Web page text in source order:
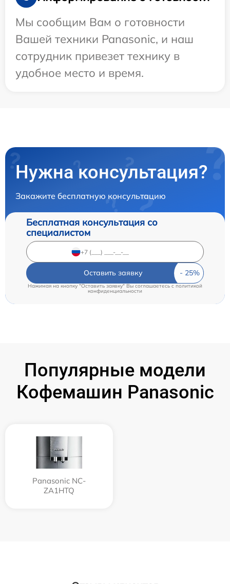
Мы сообщим Вам о готовности
Вашей техники Panasonic, и наш
сотрудник привезет технику в
удобное место и время.
Нужна консультация?
Закажите бесплатную консультацию
Бесплатная консультация со
специалистом
Оставить заявку
Нажимая на кнопку "Оставить заявку" Вы соглашаетесь cполитикой
конфиденциальности
Популярные модели
Кофемашин Panasonic
Panasonic NC-
ZA1HTQ